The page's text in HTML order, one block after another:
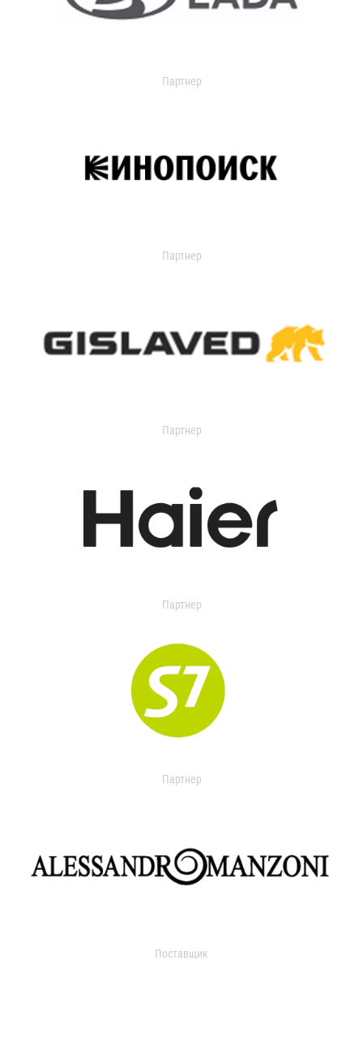
Партнер
Партнер
Партнер
Партнер
Партнер
Поставщик